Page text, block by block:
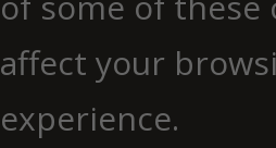
affect your
experience.